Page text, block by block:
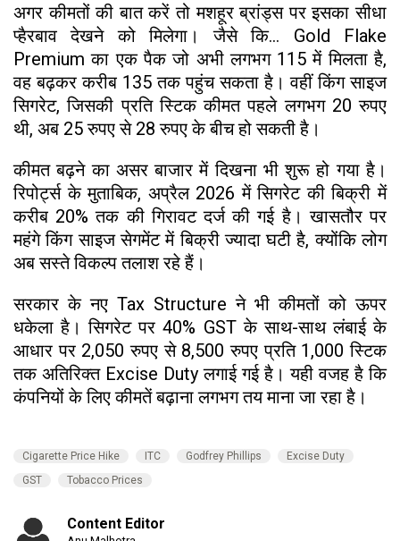
अगर कीमतों की बात करें तो मशहूर ब्रांड्स पर इसका सीधा
प्हैरबाव देखने को मिलेगा। जैसे कि... Gold Flake
Premium का एक पैक जो अभी लगभग ₹115 में मिलता है,
वह बढ़कर करीब ₹135 तक पहुंच सकता है। वहीं किंग साइज
सिगरेट, जिसकी प्रति स्टिक कीमत पहले लगभग 20 रुपए
थी, अब 25 रुपए से 28 रुपए के बीच हो सकती है।
कीमत बढ़ने का असर बाजार में दिखना भी शुरू हो गया है।
रिपोर्ट्स के मुताबिक, अप्रैल 2026 में सिगरेट की बिक्री में
करीब 20% तक की गिरावट दर्ज की गई है। खासतौर पर
महंगे किंग साइज सेगमेंट में बिक्री ज्यादा घटी है, क्योंकि लोग
अब सस्ते विकल्प तलाश रहे हैं।
सरकार के नए Tax Structure ने भी कीमतों को ऊपर
धकेला है। सिगरेट पर 40% GST के साथ-साथ लंबाई के
आधार पर 2,050 रुपए से 8,500 रुपए प्रति 1,000 स्टिक
तक अतिरिक्त Excise Duty लगाई गई है। यही वजह है कि
कंपनियों के लिए कीमतें बढ़ाना लगभग तय माना जा रहा है।
Cigarette Price Hike ITC Godfrey Phillips
Excise Duty
GST
Tobacco Prices
Content Editor